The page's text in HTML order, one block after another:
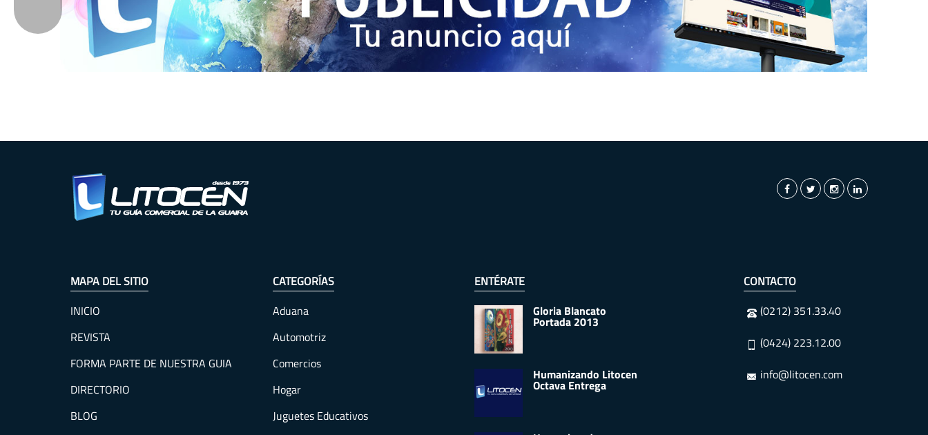
MAPA DEL SITIO
INICIO
REVISTA
FORMA PARTE DE NUESTRA GUIA
DIRECTORIO
BLOG
CATEGORÍAS
Aduana
Automotriz
Comercios
Hogar
Juguetes Educativos
ENTÉRATE
Gloria Blancato
Portada 2013
Humanizando Litocen
Octava Entrega
CONTACTO
(0212) 351.33.40
(0424) 223.12.00
info@litocen.com